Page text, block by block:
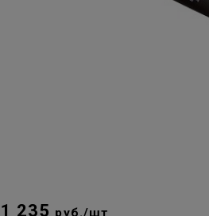
1 235 руб./шт